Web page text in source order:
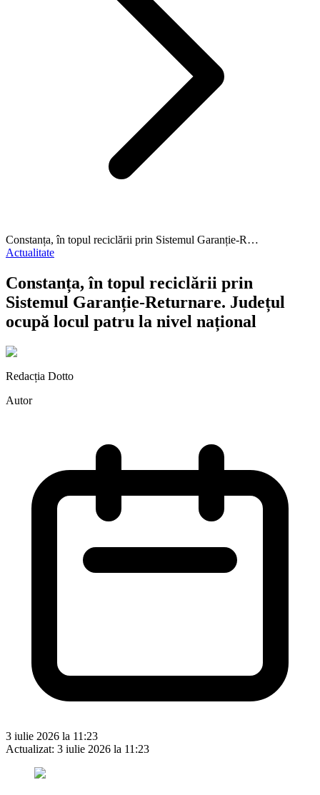
Constanța, în topul reciclării prin Sistemul Garanție-R…
Actualitate
Constanța, în topul reciclării prin
Sistemul Garanție-Returnare. Județul
ocupă locul patru la nivel național
Redacția Dotto
Autor
3 iulie 2026 la 11:23
Actualizat: 3 iulie 2026 la 11:23